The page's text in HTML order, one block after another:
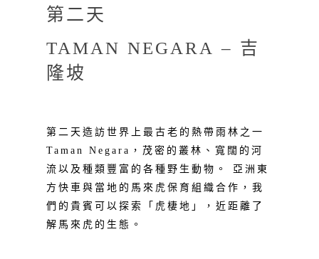
第二天
TAMAN NEGARA – 吉
隆坡
第二天造訪世界上最古老的熱帶雨林之一
Taman Negara，茂密的叢林、寬闊的河
流以及種類豐富的各種野生動物。 亞洲東
方快車與當地的馬來虎保育組織合作，我
們的貴賓可以探索「虎棲地」，近距離了
解馬來虎的生態。